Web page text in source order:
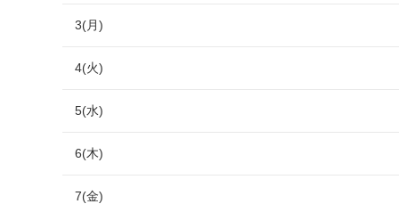
3(月)
4(火)
5(水)
6(木)
7(金)